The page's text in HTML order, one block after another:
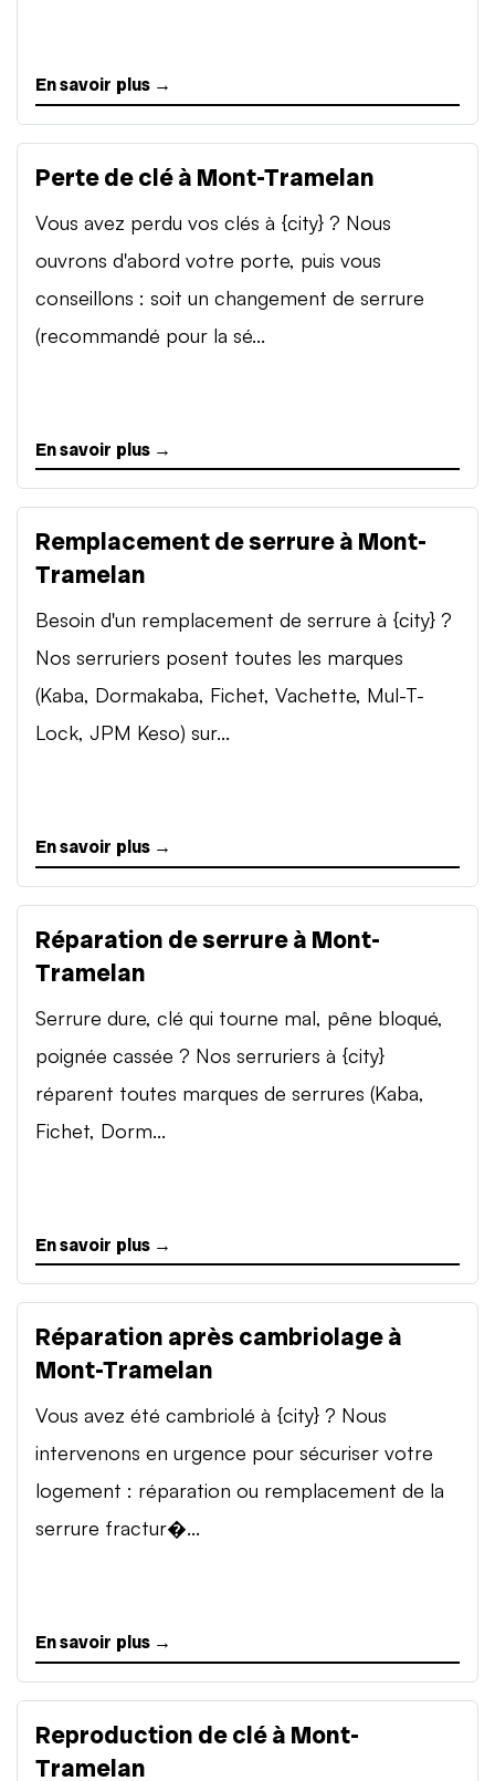
En savoir plus →
Perte de clé à Mont-Tramelan
Vous avez perdu vos clés à {city} ? Nous
ouvrons d'abord votre porte, puis vous
conseillons : soit un changement de serrure
(recommandé pour la sé...
En savoir plus →
Remplacement de serrure à Mont-
Tramelan
Besoin d'un remplacement de serrure à {city} ?
Nos serruriers posent toutes les marques
(Kaba, Dormakaba, Fichet, Vachette, Mul-T-
Lock, JPM Keso) sur...
En savoir plus →
Réparation de serrure à Mont-
Tramelan
Serrure dure, clé qui tourne mal, pêne bloqué,
poignée cassée ? Nos serruriers à {city}
réparent toutes marques de serrures (Kaba,
Fichet, Dorm...
En savoir plus →
Réparation après cambriolage à
Mont-Tramelan
Vous avez été cambriolé à {city} ? Nous
intervenons en urgence pour sécuriser votre
logement : réparation ou remplacement de la
serrure fractur�...
En savoir plus →
Reproduction de clé à Mont-
Tramelan